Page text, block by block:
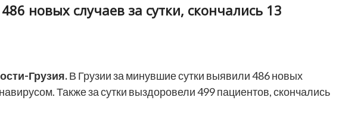
новых случаев за сутки, скончались 13
Грузия.В Грузии за минувшие сутки выявили 486 новых
Также за сутки выздоровели 499 пациентов, скончались